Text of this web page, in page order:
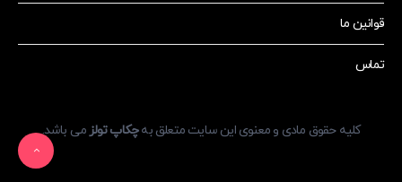
قوانین ما
تماس
کلیه حقوق مادی و معنوی این سایت متعلق بهچکاپ تولز می باشد.